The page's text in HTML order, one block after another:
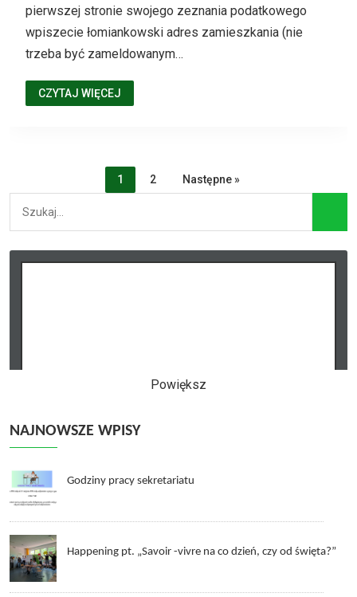
pierwszej stronie swojego zeznania podatkowego
wpiszecie łomiankowski adres zamieszkania (nie
trzeba być zameldowanym…
CZYTAJ WIĘCEJ
1 2 Następne »
Powiększ
NAJNOWSZE WPISY
Godziny pracy sekretariatu
Happening pt. „Savoir -vivre na co dzień, czy od święta?”